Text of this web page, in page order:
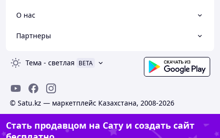
О нас
Партнеры
Тема - светлая BETA
© Satu.kz — маркетплейс Казахстана, 2008-2026
Стать продавцом на Сату и создать сайт